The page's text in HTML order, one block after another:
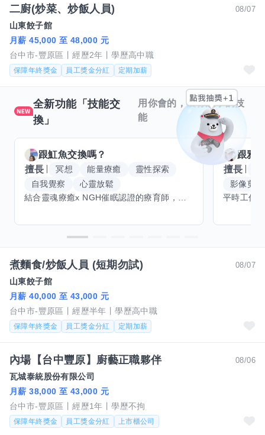
08/07
二廚(炒菜、炒飯人員)
山東餃子館
月薪 45,000 至 48,000 元
台中市-豐原區
經歷2年 學歷高中職
保障年終獎金 員工獎金分紅 定期加薪
全新功能「技能交
換」
用你會的，換你想學的技
能
跟魟魚交換嗎？
擅長
冥想 能量療癒
靈性探索
自我覺察
心靈放鬆
跟雅
擅長
影像剪
08/07
煮麵食/炒飯人員 (短期勿試)
山東餃子館
月薪 40,000 至 43,000 元
台中市-豐原區
經歷半年 學歷高中職
保障年終獎金 員工獎金分紅 定期加薪
08/06
內場【台中豐原】廚藝正職夥伴
瓦城泰統股份有限公司
月薪 38,000 至 43,000 元
台中市-豐原區
經歷1年 學歷不拘
保障年終獎金 員工獎金分紅 上市櫃公司